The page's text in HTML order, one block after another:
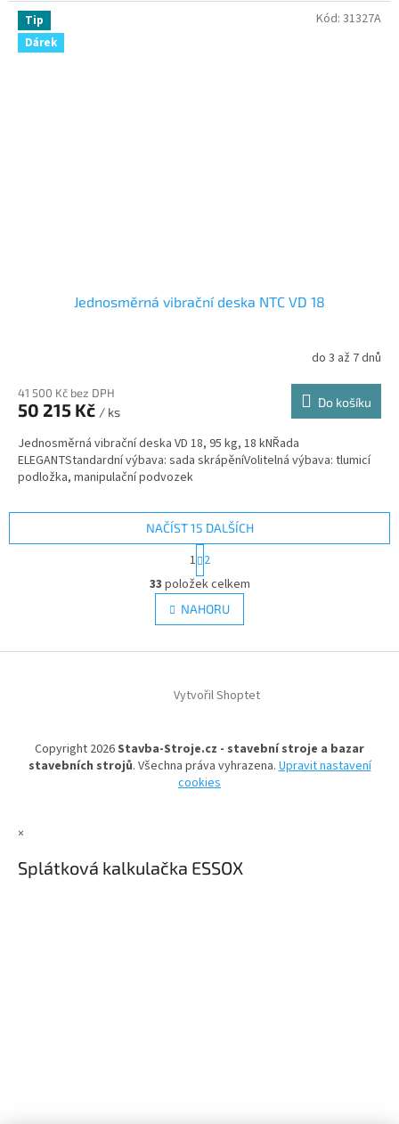
Tip
Dárek
Jednosměrná vibrační deska NTC VD 18
do 3 až 7 dnů
41 500 Kč bez DPH
50 215 Kč / ks
Do košíku
Jednosměrná vibrační deska VD 18, 95 kg, 18 kNŘada
ELEGANTStandardní výbava: sada skrápěníVolitelná výbava: tlumicí
podložka, manipulační podvozek
Kód: 31327A
O
v
l
á
í
v
k
y
s
u
NAČÍST 15 DALŠÍCH
t
r
á
n
k
v
n
í
1 2
33 položek celkem
NAHORU
Vytvořil Shoptet
Copyright 2026Stavba-Stroje.cz - stavební stroje a bazar
stavebních strojů. Všechna práva vyhrazena.Upravit nastavení
cookies
×
Splátková kalkulačka ESSOX